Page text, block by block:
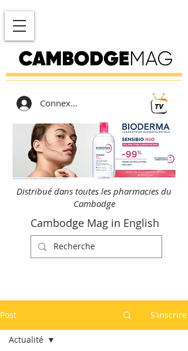
Connexion
Distribué dans toutes les pharmacies du
Cambodge
Cambodge Mag in English
Post S'inscrire
Actualité